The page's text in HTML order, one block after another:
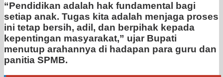
“Pendidikan adalah hak fundamental bagi
setiap anak. Tugas kita adalah menjaga proses
ini tetap bersih, adil, dan berpihak kepada
kepentingan masyarakat,” ujar Bupati
menutup arahannya di hadapan para guru dan
panitia SPMB.